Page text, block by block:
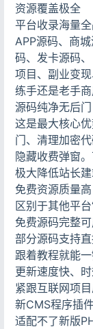
资源覆盖极全
平台收录海量
APP源码、商
码、发卡源码
项目、副业变
练手还是老手商
源码纯净无后门
这是最大核心
门、清理加密
隐藏收费弹窗
极大降低站长建
免费资源质量高
区别于其他平
免费源码完整
部分源码支持
跟着教程就能一
更新速度快、
紧跟互联网项
新CMS程序插
适配不了新版